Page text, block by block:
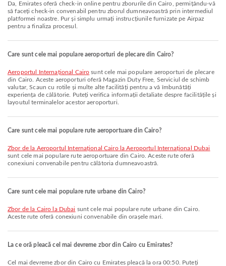
Da, Emirates oferă check-in online pentru zborurile din Cairo, permițându-vă
să faceți check-in convenabil pentru zborul dumneavoastră prin intermediul
platformei noastre. Pur și simplu urmați instrucțiunile furnizate pe Airpaz
pentru a finaliza procesul.
Care sunt cele mai populare aeroporturi de plecare din Cairo?
Aeroportul Internațional Cairo sunt cele mai populare aeroporturi de plecare
din Cairo. Aceste aeroporturi oferă Magazin Duty Free, Serviciul de schimb
valutar, Scaun cu rotile și multe alte facilități pentru a vă îmbunătăți
experiența de călătorie. Puteți verifica informații detaliate despre facilitățile și
layoutul terminalelor acestor aeroporturi.
Care sunt cele mai populare rute aeroportuare din Cairo?
zbor de la Aeroportul Internațional Cairo la Aeroportul Internațional Dubai
sunt cele mai populare rute aeroportuare din Cairo. Aceste rute oferă
conexiuni convenabile pentru călătoria dumneavoastră.
Care sunt cele mai populare rute urbane din Cairo?
zbor de la Cairo la Dubai sunt cele mai populare rute urbane din Cairo.
Aceste rute oferă conexiuni convenabile din orașele mari.
La ce oră pleacă cel mai devreme zbor din Cairo cu Emirates?
Cel mai devreme zbor din Cairo cu Emirates pleacă la ora 00:50. Puteți